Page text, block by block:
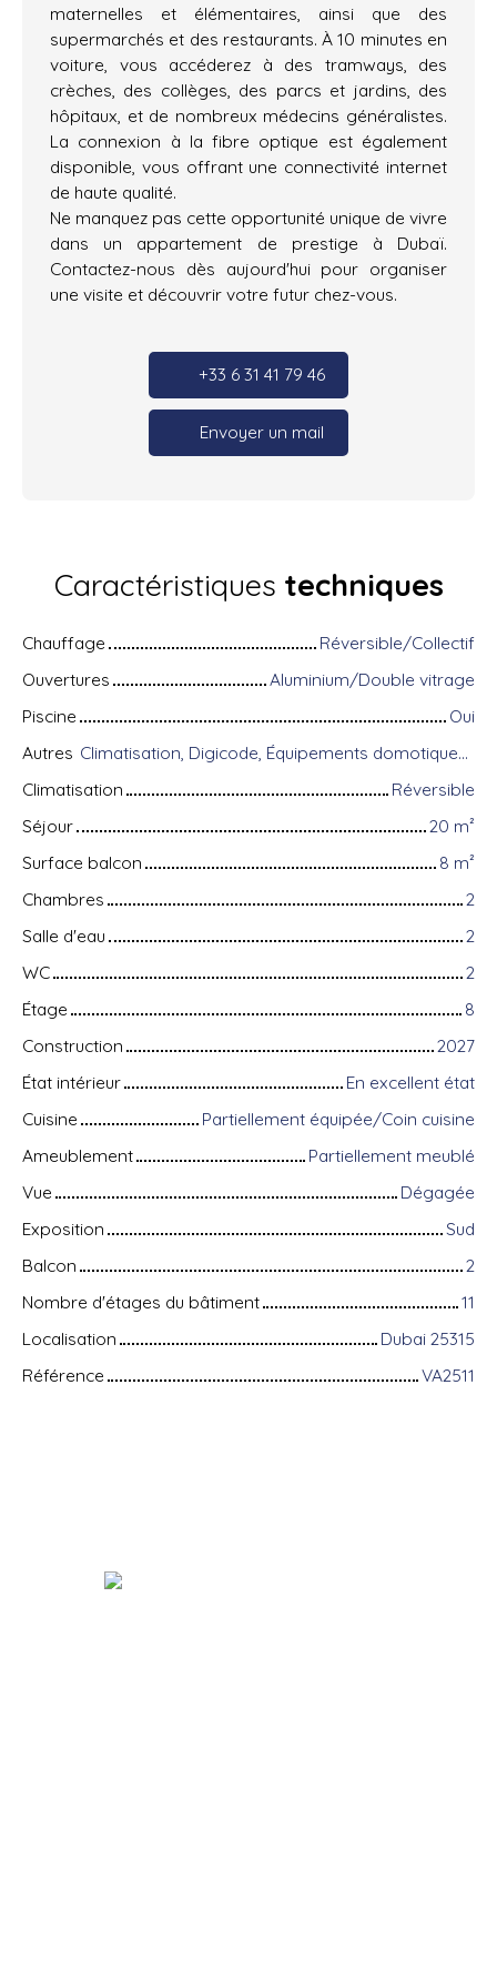
maternelles et élémentaires, ainsi que des
supermarchés et des restaurants. À 10 minutes en
voiture, vous accéderez à des tramways, des
crèches, des collèges, des parcs et jardins, des
hôpitaux, et de nombreux médecins généralistes.
La connexion à la fibre optique est également
disponible, vous offrant une connectivité internet
de haute qualité.
Ne manquez pas cette opportunité unique de vivre
dans un appartement de prestige à Dubaï.
Contactez-nous dès aujourd'hui pour organiser
une visite et découvrir votre futur chez-vous.
+33 6 31 41 79 46
Envoyer un mail
Caractéristiques techniques
Chauffage
Réversible/Collectif
Ouvertures
Aluminium/Double vitrage
Piscine
Oui
Autres
Climatisation, Digicode, Équipements domotiques, Fibre optique, Gardien, Interphone, Portail motorisé, Porte blindée, Système d'alarme, Visiophone
Climatisation
Réversible
Séjour
20 m²
Surface balcon
8 m²
Chambres
2
Salle d'eau
2
WC
2
Étage
8
Construction
2027
État intérieur
En excellent état
Cuisine
Partiellement équipée/Coin cuisine
Ameublement
Partiellement meublé
Vue
Dégagée
Exposition
Sud
Balcon
2
Nombre d'étages du bâtiment
11
Localisation
Dubai 25315
Référence
VA2511